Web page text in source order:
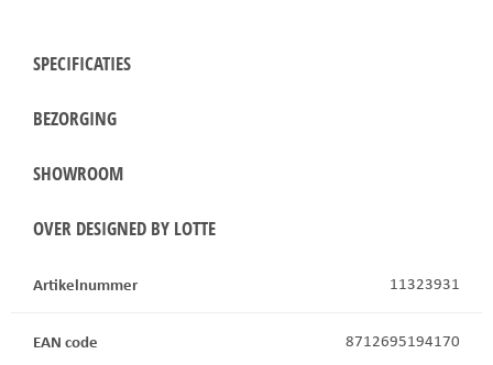
SPECIFICATIES
BEZORGING
SHOWROOM
OVER DESIGNED BY LOTTE
Artikelnummer 11323931
EAN code 8712695194170